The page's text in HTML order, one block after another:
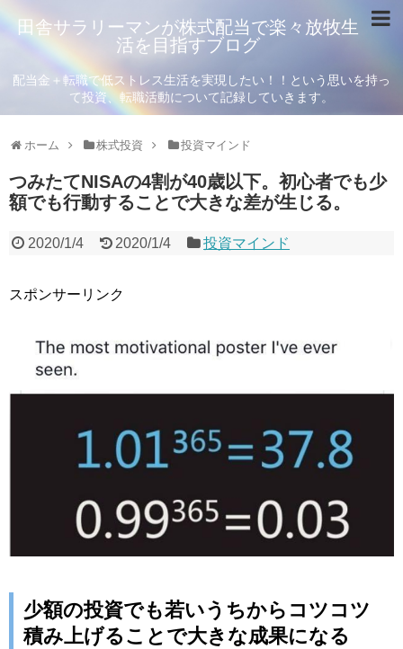
田舎サラリーマンが株式配当で楽々放牧生
活を目指すブログ
配当金＋転職で低ストレス生活を実現したい！！という思いを持っ
て投資、転職活動について記録していきます。
ホーム 株式投資 投資マインド
つみたてNISAの4割が40歳以下。初心者でも少
額でも行動することで大きな差が生じる。
2020/1/4 2020/1/4 投資マインド
スポンサーリンク
少額の投資でも若いうちからコツコツ
積み上げることで大きな成果になる